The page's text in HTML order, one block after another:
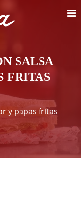
SALSA
FRITAS
y papas fritas